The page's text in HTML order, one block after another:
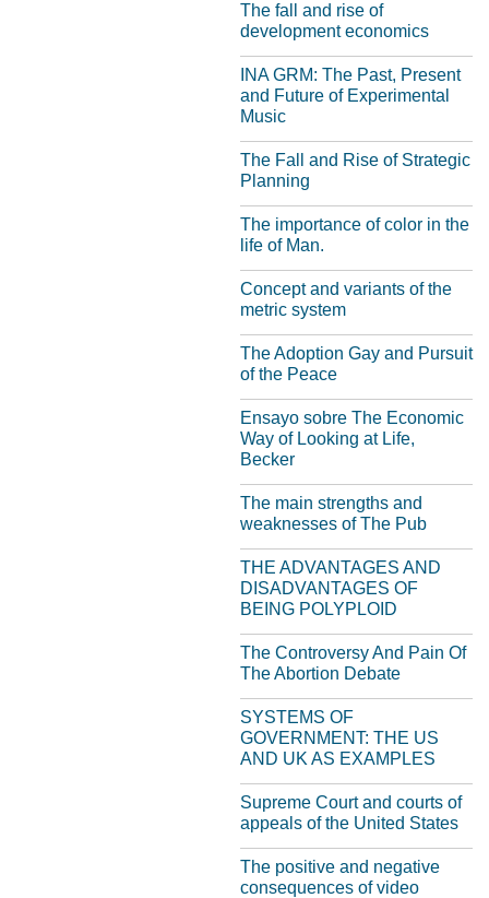
The fall and rise of
development economics
INA GRM: The Past, Present
and Future of Experimental
Music
The Fall and Rise of Strategic
Planning
The importance of color in the
life of Man.
Concept and variants of the
metric system
The Adoption Gay and Pursuit
of the Peace
Ensayo sobre The Economic
Way of Looking at Life,
Becker
The main strengths and
weaknesses of The Pub
THE ADVANTAGES AND
DISADVANTAGES OF
BEING POLYPLOID
The Controversy And Pain Of
The Abortion Debate
SYSTEMS OF
GOVERNMENT: THE US
AND UK AS EXAMPLES
Supreme Court and courts of
appeals of the United States
The positive and negative
consequences of video